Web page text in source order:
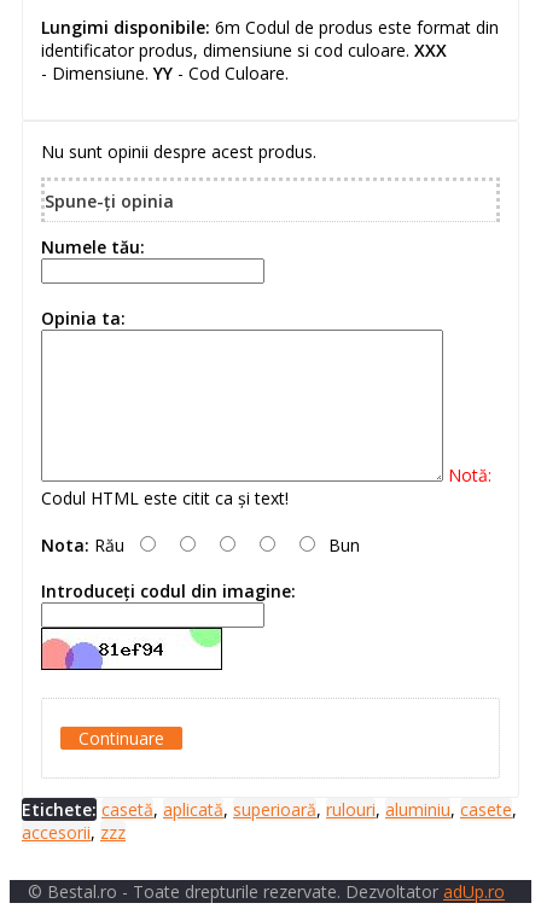
Lungimi disponibile: 6m Codul de produs este format din
identificator produs, dimensiune si cod culoare. XXX
- Dimensiune.YY - Cod Culoare.
Nu sunt opinii despre acest produs.
Spune-ţi opinia
Numele tău:
Opinia ta:
Notă:
Codul HTML este citit ca şi text!
Nota: Rău
Bun
Introduceţi codul din imagine:
Continuare
Etichete: casetă, aplicată, superioară, rulouri, aluminiu, casete,
accesorii, zzz
© Bestal.ro - Toate drepturile rezervate. Dezvoltator adUp.ro